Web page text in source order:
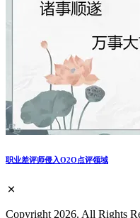
职业差评师侵入O2O点评领域
Copyright 2026. All Rights